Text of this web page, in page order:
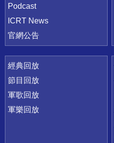
Podcast
ICRT News
官網公告
經典回放
節目回放
軍歌回放
軍樂回放